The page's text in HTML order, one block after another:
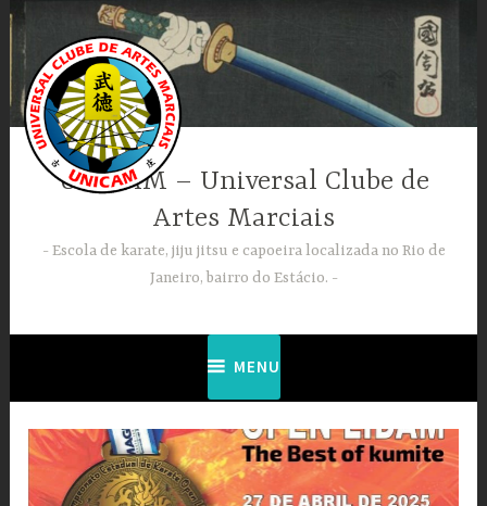
Ir
para
conteúdo
UNICAM – Universal Clube de
Artes Marciais
Escola de karate, jiju jitsu e capoeira localizada no Rio de
Janeiro, bairro do Estácio.
MENU